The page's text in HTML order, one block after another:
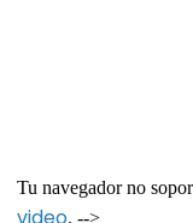
Tu navegador no
. -->